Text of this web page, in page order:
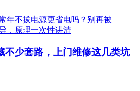
不少套路，上门维修这几类坑